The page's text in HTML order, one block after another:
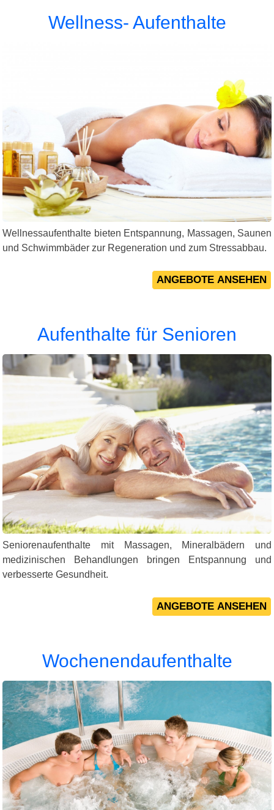
Wellness- Aufenthalte
Wellnessaufenthalte bieten Entspannung, Massagen, Saunen
und Schwimmbäder zur Regeneration und zum Stressabbau.
Aufenthalte für Senioren
Seniorenaufenthalte mit Massagen, Mineralbädern und
medizinischen Behandlungen bringen Entspannung und
verbesserte Gesundheit.
Wochenendaufenthalte